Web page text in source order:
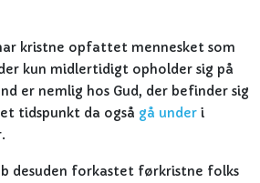
kristne opfattet mennesket som
kun midlertidigt opholder sig på
er nemlig hos Gud, der befinder sig
tidspunkt da også gå under i
desuden forkastet førkristne folks